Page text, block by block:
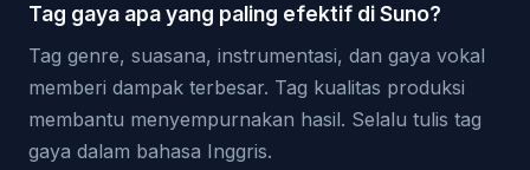
Tag gaya apa yang paling efektif di Suno?
Tag genre, suasana, instrumentasi, dan gaya vokal
memberi dampak terbesar. Tag kualitas produksi
membantu menyempurnakan hasil. Selalu tulis tag
gaya dalam bahasa Inggris.